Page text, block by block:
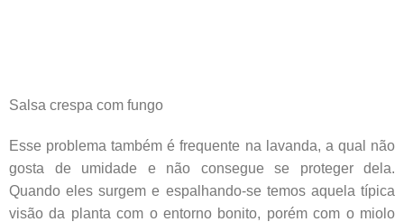
Salsa crespa com fungo
Esse problema também é frequente na lavanda, a qual não
gosta de umidade e não consegue se proteger dela.
Quando eles surgem e espalhando-se temos aquela típica
visão da planta com o entorno bonito, porém com o miolo